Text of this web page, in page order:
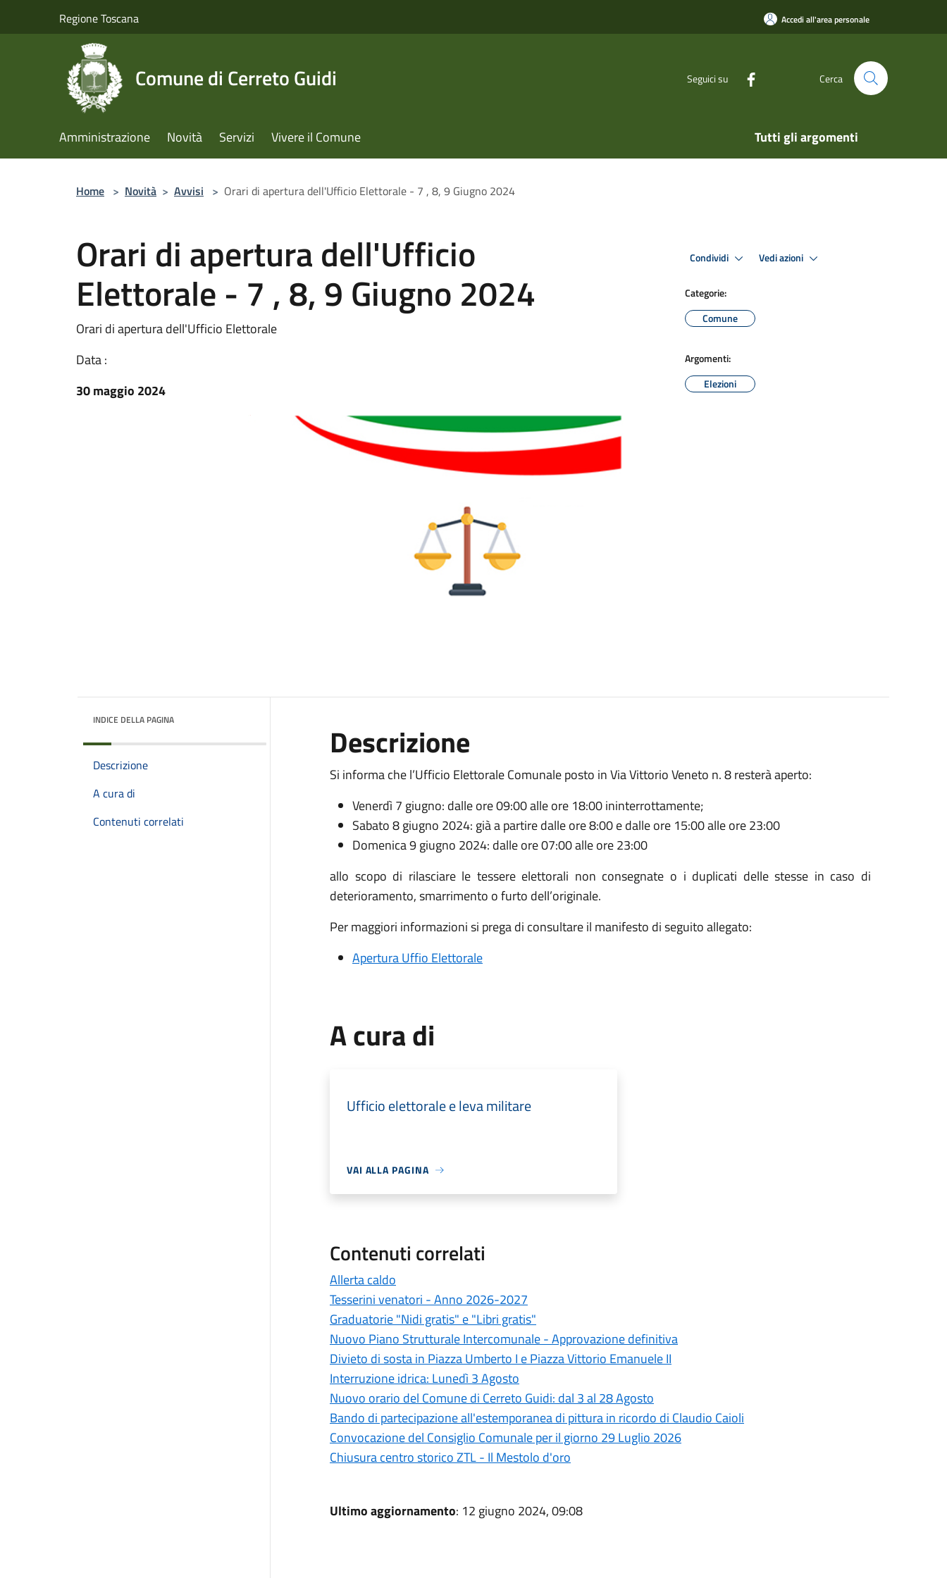
Regione Toscana Accedi all'area personale
Comune di Cerreto Guidi Seguici su Cerca
Amministrazione Novità Servizi Vivere il Comune Tutti gli argomenti
Home > Novità > Avvisi > Orari di apertura dell'Ufficio Elettorale - 7 , 8, 9 Giugno 2024
Orari di apertura dell'Ufficio
Elettorale - 7 , 8, 9 Giugno 2024
Orari di apertura dell'Ufficio Elettorale
Data :
30 maggio 2024
Condividi Vedi azioni
Categorie:
Comune
Argomenti:
Elezioni
INDICE DELLA PAGINA
Descrizione
A cura di
Contenuti correlati
Descrizione
Si informa che l’Ufficio Elettorale Comunale posto in Via Vittorio Veneto n. 8 resterà aperto:
Venerdì 7 giugno: dalle ore 09:00 alle ore 18:00 ininterrottamente;
Sabato 8 giugno 2024: già a partire dalle ore 8:00 e dalle ore 15:00 alle ore 23:00
Domenica 9 giugno 2024: dalle ore 07:00 alle ore 23:00
allo scopo di rilasciare le tessere elettorali non consegnate o i duplicati delle stesse in caso di
deterioramento, smarrimento o furto dell’originale.
Per maggiori informazioni si prega di consultare il manifesto di seguito allegato:
Apertura Uffio Elettorale
A cura di
Ufficio elettorale e leva militare
VAI ALLA PAGINA
Contenuti correlati
Allerta caldo
Tesserini venatori - Anno 2026-2027
Graduatorie "Nidi gratis" e "Libri gratis"
Nuovo Piano Strutturale Intercomunale - Approvazione definitiva
Divieto di sosta in Piazza Umberto I e Piazza Vittorio Emanuele II
Interruzione idrica: Lunedì 3 Agosto
Nuovo orario del Comune di Cerreto Guidi: dal 3 al 28 Agosto
Bando di partecipazione all'estemporanea di pittura in ricordo di Claudio Caioli
Convocazione del Consiglio Comunale per il giorno 29 Luglio 2026
Chiusura centro storico ZTL - Il Mestolo d'oro
Ultimo aggiornamento: 12 giugno 2024, 09:08